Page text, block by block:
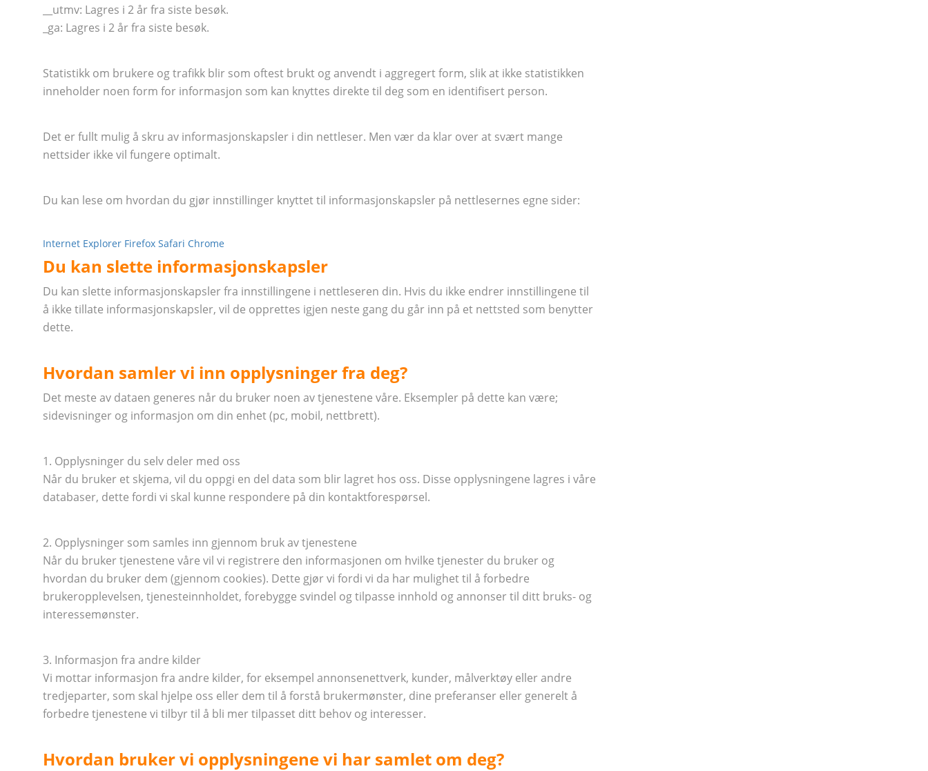
__utmv: Lagres i 2 år fra siste besøk.
_ga: Lagres i 2 år fra siste besøk.
Statistikk om brukere og trafikk blir som oftest brukt og anvendt i aggregert form, slik at ikke statistikken
inneholder noen form for informasjon som kan knyttes direkte til deg som en identifisert person.
Det er fullt mulig å skru av informasjonskapsler i din nettleser. Men vær da klar over at svært mange
nettsider ikke vil fungere optimalt.
Du kan lese om hvordan du gjør innstillinger knyttet til informasjonskapsler på nettlesernes egne sider:
Internet Explorer Firefox Safari Chrome
Du kan slette informasjonskapsler
Du kan slette informasjonskapsler fra innstillingene i nettleseren din. Hvis du ikke endrer innstillingene til
å ikke tillate informasjonskapsler, vil de opprettes igjen neste gang du går inn på et nettsted som benytter
dette.
Hvordan samler vi inn opplysninger fra deg?
Det meste av dataen generes når du bruker noen av tjenestene våre. Eksempler på dette kan være;
sidevisninger og informasjon om din enhet (pc, mobil, nettbrett).
1. Opplysninger du selv deler med oss
Når du bruker et skjema, vil du oppgi en del data som blir lagret hos oss. Disse opplysningene lagres i våre
databaser, dette fordi vi skal kunne respondere på din kontaktforespørsel.
2. Opplysninger som samles inn gjennom bruk av tjenestene
Når du bruker tjenestene våre vil vi registrere den informasjonen om hvilke tjenester du bruker og
hvordan du bruker dem (gjennom cookies). Dette gjør vi fordi vi da har mulighet til å forbedre
brukeropplevelsen, tjenesteinnholdet, forebygge svindel og tilpasse innhold og annonser til ditt bruks- og
interessemønster.
3. Informasjon fra andre kilder
Vi mottar informasjon fra andre kilder, for eksempel annonsenettverk, kunder, målverktøy eller andre
tredjeparter, som skal hjelpe oss eller dem til å forstå brukermønster, dine preferanser eller generelt å
forbedre tjenestene vi tilbyr til å bli mer tilpasset ditt behov og interesser.
Hvordan bruker vi opplysningene vi har samlet om deg?